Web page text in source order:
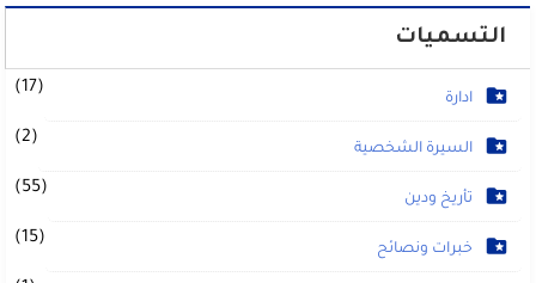
التسميات
ادارة
(17)
السيرة الشخصية
(2)
تأريخ ودين
(55)
خبرات ونصائح
(15)